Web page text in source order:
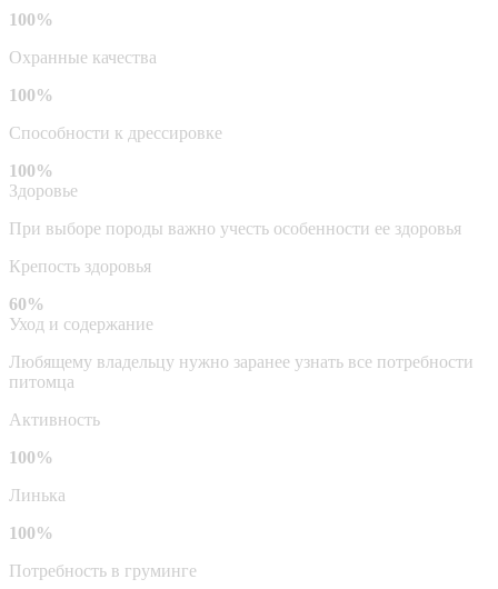
100%
Охранные качества
100%
Способности к дрессировке
100%
Здоровье
При выборе породы важно учесть особенности ее здоровья
Крепость здоровья
60%
Уход и содержание
Любящему владельцу нужно заранее узнать все потребности
питомца
Активность
100%
Линька
100%
Потребность в груминге